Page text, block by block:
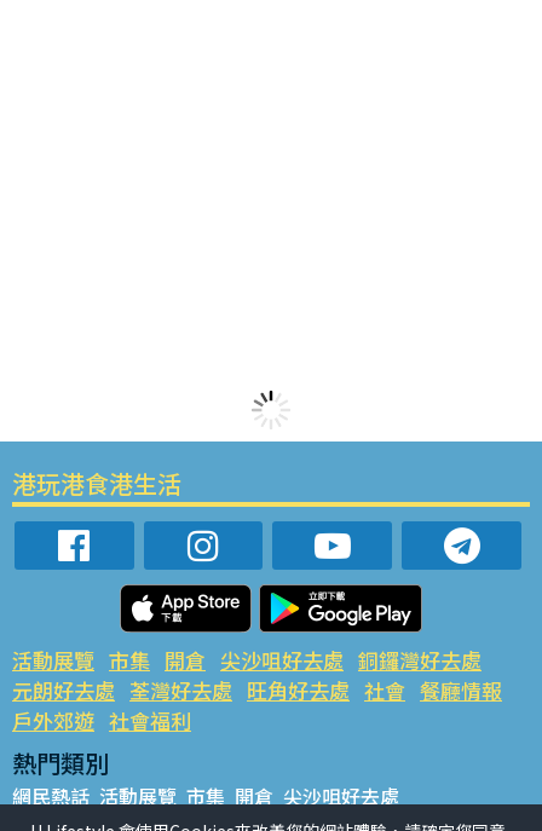
港玩港食港生活
活動展覽 市集 開倉 尖沙咀好去處 銅鑼灣好去處
元朗好去處 荃灣好去處 旺角好去處 社會 餐廳情報
戶外郊遊 社會福利
熱門類別
網民熱話 活動展覽 市集 開倉 尖沙咀好去處
銅鑼灣好去處 元朗好去處 荃灣好去處 旺角好去處 社會